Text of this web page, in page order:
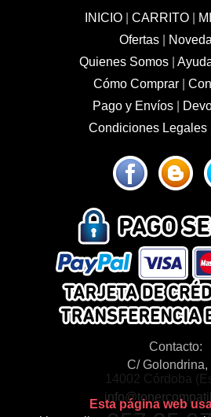
INICIO| CARRITO|
Ofertas|
Quienes Somos|
Cómo Comprar|
Pago y Envíos|
Condiciones Legales
Contacto:
C/ Golondrina,
14002 Córdoba
Esta página web